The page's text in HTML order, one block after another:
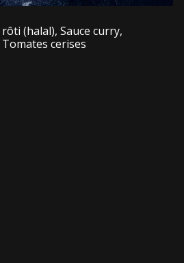
(halal), Sauce curry,
cerises